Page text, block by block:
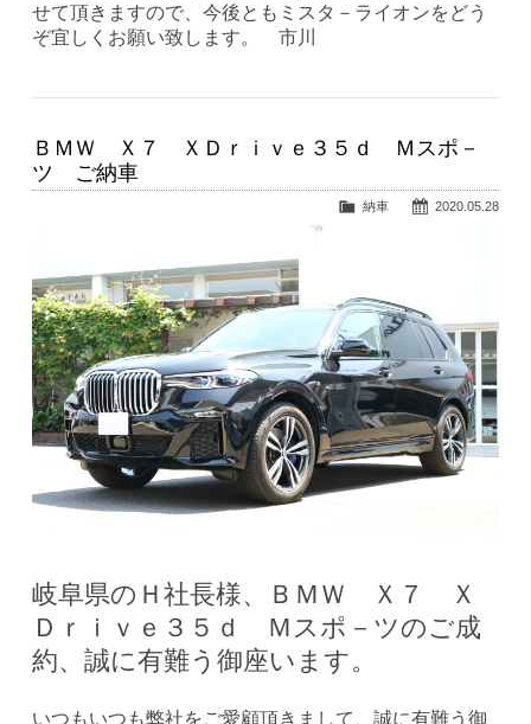
せて頂きますので、今後ともミスタ－ライオンをどう
ぞ宜しくお願い致します。 市川
ＢＭＷ Ｘ７ ＸＤｒｉｖｅ３５ｄ Ｍスポ－
ツ ご納車
2020.05.28
納車
岐阜県のＨ社長様、ＢＭＷ Ｘ７ Ｘ
Ｄｒｉｖｅ３５ｄ Ｍスポ－ツのご成
約、誠に有難う御座います。
いつもいつも弊社をご愛顧頂きまして、誠に有難う御